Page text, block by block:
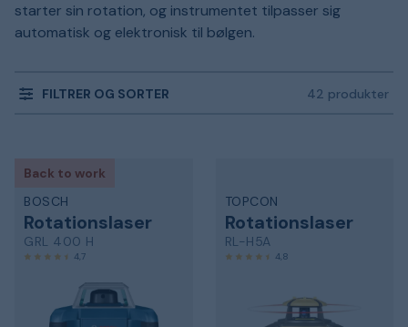
starter sin rotation, og instrumentet tilpasser sig
automatisk og elektronisk til bølgen.
FILTRER OG SORTER 42 produkter
Back to work
BOSCH
Rotationslaser
GRL 400 H
4,7
TOPCON
Rotationslaser
RL-H5A
4,8